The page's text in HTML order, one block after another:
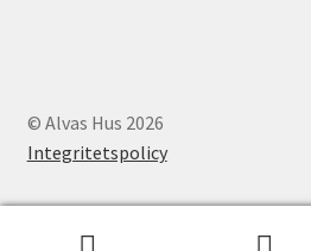
© Alvas Hus 2026
Integritetspolicy